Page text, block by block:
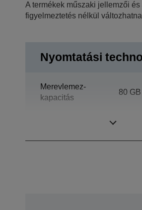
A termékek műszaki jellemzői
figyelmeztetés nélkül
Nyomtatási
Merevlemez-
kapacitás
80 GB